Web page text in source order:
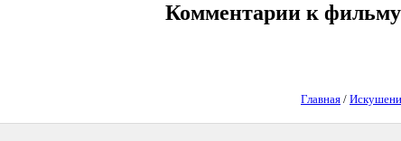
Комментарии к
Главная /